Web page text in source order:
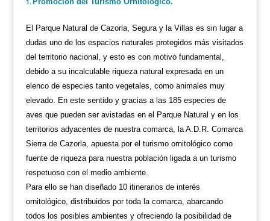
El Parque Natural de Cazorla, Segura y la Villas es sin lugar a
dudas uno de los espacios naturales protegidos más visitados
del territorio nacional, y esto es con motivo fundamental,
debido a su incalculable riqueza natural expresada en un
elenco de especies tanto vegetales, como animales muy
elevado. En este sentido y gracias a las 185 especies de
aves que pueden ser avistadas en el Parque Natural y en los
territorios adyacentes de nuestra comarca, la A.D.R. Comarca
Sierra de Cazorla, apuesta por el turismo ornitológico como
fuente de riqueza para nuestra población ligada a un turismo
respetuoso con el medio ambiente.
Para ello se han diseñado 10 itinerarios de interés
ornitológico, distribuidos por toda la comarca, abarcando
todos los posibles ambientes y ofreciendo la posibilidad de